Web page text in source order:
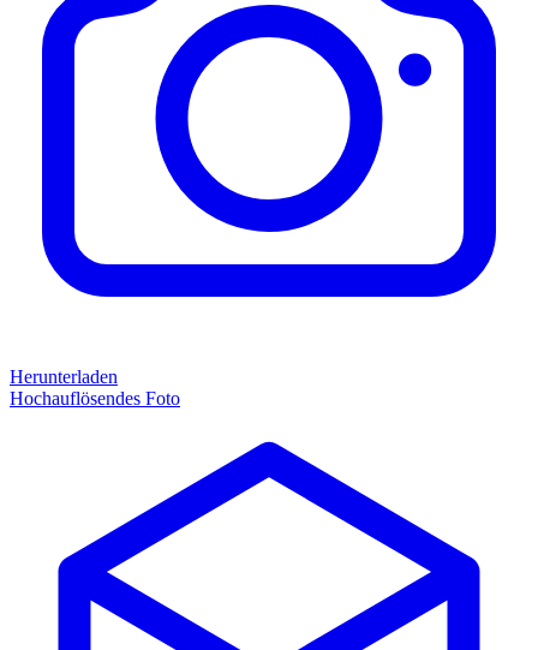
Herunterladen
Hochauflösendes Foto